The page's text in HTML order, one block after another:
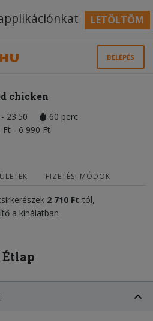
LETÖLTÖM
BELÉPÉS
chicken
23:50
60 perc
- 6 990 Ft
FIZETÉSI MÓDOK
2 710 Ft-tól,
a kínálatban
Étlap